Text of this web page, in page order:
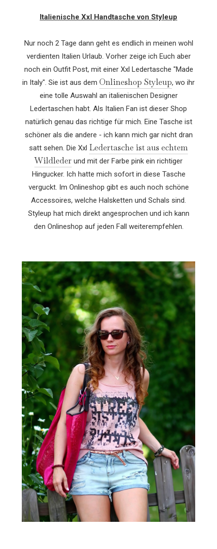
Italienische Xxl Handtasche von Styleup
Nur noch 2 Tage dann geht es endlich in meinen wohl
verdienten Italien Urlaub. Vorher zeige ich Euch aber
noch ein Outfit Post, mit einer Xxl Ledertasche "Made
in Italy". Sie ist aus dem Onlineshop Styleup, wo ihr
eine tolle Auswahl an italienischen Designer
Ledertaschen habt. Als Italien Fan ist dieser Shop
natürlich genau das richtige für mich. Eine Tasche ist
schöner als die andere - ich kann mich gar nicht dran
satt sehen. Die Xxl Ledertasche ist aus echtem
Wildleder und mit der Farbe pink ein richtiger
Hingucker. Ich hatte mich sofort in diese Tasche
verguckt. Im Onlineshop gibt es auch noch schöne
Accessoires, welche Halsketten und Schals sind.
Styleup hat mich direkt angesprochen und ich kann
den Onlineshop auf jeden Fall weiterempfehlen.